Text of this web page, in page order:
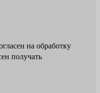
на обработку
получать